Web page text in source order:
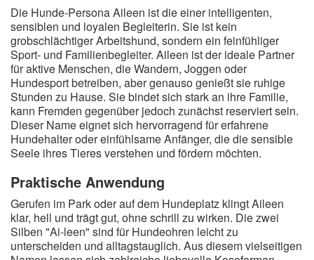
Die Hunde-Persona Aileen ist die einer intelligenten,
sensiblen und loyalen Begleiterin. Sie ist kein
grobschlächtiger Arbeitshund, sondern ein feinfühliger
Sport- und Familienbegleiter. Aileen ist der ideale Partner
für aktive Menschen, die Wandern, Joggen oder
Hundesport betreiben, aber genauso genießt sie ruhige
Stunden zu Hause. Sie bindet sich stark an ihre Familie,
kann Fremden gegenüber jedoch zunächst reserviert sein.
Dieser Name eignet sich hervorragend für erfahrene
Hundehalter oder einfühlsame Anfänger, die die sensible
Seele ihres Tieres verstehen und fördern möchten.
Praktische Anwendung
Gerufen im Park oder auf dem Hundeplatz klingt Aileen
klar, hell und trägt gut, ohne schrill zu wirken. Die zwei
Silben "Ai-leen" sind für Hundeohren leicht zu
unterscheiden und alltagstauglich. Aus diesem vielseitigen